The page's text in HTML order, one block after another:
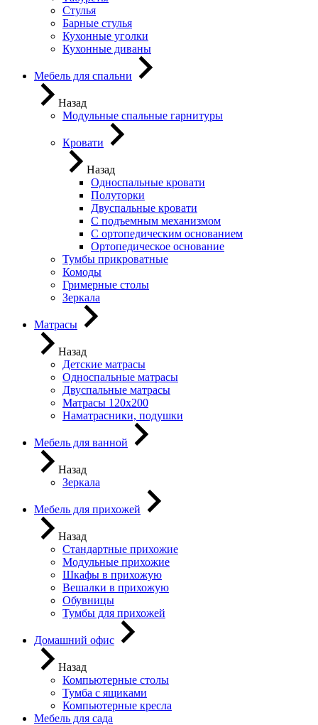
Стулья
Барные стулья
Кухонные уголки
Кухонные диваны
Мебель для спальни
Назад
Модульные спальные гарнитуры
Кровати
Назад
Односпальные кровати
Полуторки
Двуспальные кровати
С подъемным механизмом
С ортопедическим основанием
Ортопедическое основание
Тумбы прикроватные
Комоды
Гримерные столы
Зеркала
Матрасы
Назад
Детские матрасы
Односпальные матрасы
Двуспальные матрасы
Матрасы 120х200
Наматрасники, подушки
Мебель для ванной
Назад
Зеркала
Мебель для прихожей
Назад
Стандартные прихожие
Модульные прихожие
Шкафы в прихожую
Вешалки в прихожую
Обувницы
Тумбы для прихожей
Домашний офис
Назад
Компьютерные столы
Тумба с ящиками
Компьютерные кресла
Мебель для сада